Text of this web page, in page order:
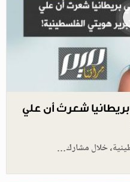
شعرتُ أن علي
خلال مشارك…